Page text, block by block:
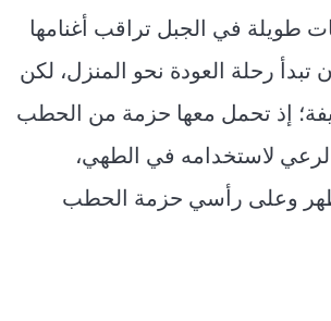
طويلة في الجبل تراقب أغنامها
رحلة العودة نحو المنزل، لكن
إذ تحمل معها حزمة من الحطب
لاستخدامه في الطهي،
وعلى رأسي حزمة الحطب